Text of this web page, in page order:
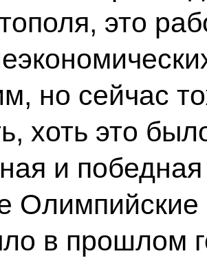
это
но сейчас
хоть это
и
Олимпийские
в прошлом